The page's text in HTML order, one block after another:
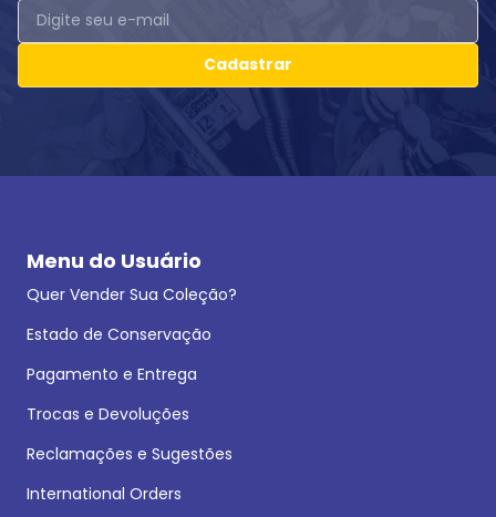
Cadastrar
Menu do Usuário
Quer Vender Sua Coleção?
Estado de Conservação
Pagamento e Entrega
Trocas e Devoluções
Reclamações e Sugestões
International Orders